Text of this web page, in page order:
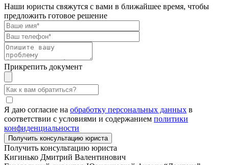
Наши юристы свяжутся с вами в ближайшее время, чтобы
предложить готовое решение
Прикрепить документ
Я даю согласие на обработку персональных данных в
соответствии с условиями и содержанием политики
конфиденциальности
Получить консультацию юриста
Кигинько Дмитрий Валентинович